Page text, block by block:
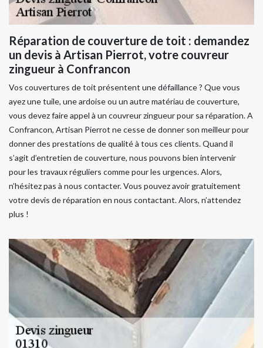
Réparation de couverture de toit : demandez
un devis à Artisan Pierrot, votre couvreur
zingueur à Confrancon
Vos couvertures de toit présentent une défaillance ? Que vous
ayez une tuile, une ardoise ou un autre matériau de couverture,
vous devez faire appel à un couvreur zingueur pour sa réparation. A
Confrancon, Artisan Pierrot ne cesse de donner son meilleur pour
donner des prestations de qualité à tous ces clients. Quand il
s’agit d’entretien de couverture, nous pouvons bien intervenir
pour les travaux réguliers comme pour les urgences. Alors,
n’hésitez pas à nous contacter. Vous pouvez avoir gratuitement
votre devis de réparation en nous contactant. Alors, n’attendez
plus !